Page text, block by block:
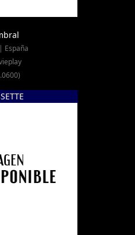
España